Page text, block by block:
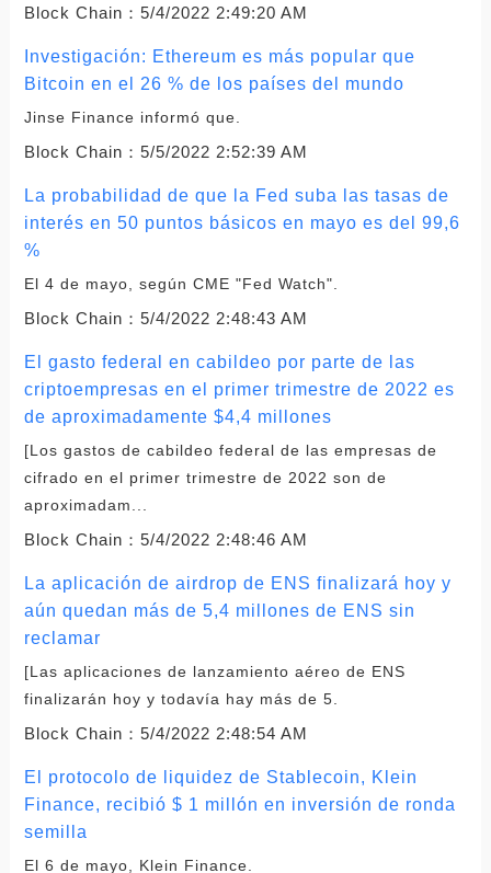
Block Chain： 5/4/2022 2:49:20 AM
Investigación: Ethereum es más popular que
Bitcoin en el 26 % de los países del mundo
Jinse Finance informó que.
Block Chain： 5/5/2022 2:52:39 AM
La probabilidad de que la Fed suba las tasas de
interés en 50 puntos básicos en mayo es del 99,6
%
El 4 de mayo, según CME "Fed Watch".
Block Chain： 5/4/2022 2:48:43 AM
El gasto federal en cabildeo por parte de las
criptoempresas en el primer trimestre de 2022 es
de aproximadamente $4,4 millones
[Los gastos de cabildeo federal de las empresas de
cifrado en el primer trimestre de 2022 son de
aproximadam...
Block Chain： 5/4/2022 2:48:46 AM
La aplicación de airdrop de ENS finalizará hoy y
aún quedan más de 5,4 millones de ENS sin
reclamar
[Las aplicaciones de lanzamiento aéreo de ENS
finalizarán hoy y todavía hay más de 5.
Block Chain： 5/4/2022 2:48:54 AM
El protocolo de liquidez de Stablecoin, Klein
Finance, recibió $ 1 millón en inversión de ronda
semilla
El 6 de mayo, Klein Finance.